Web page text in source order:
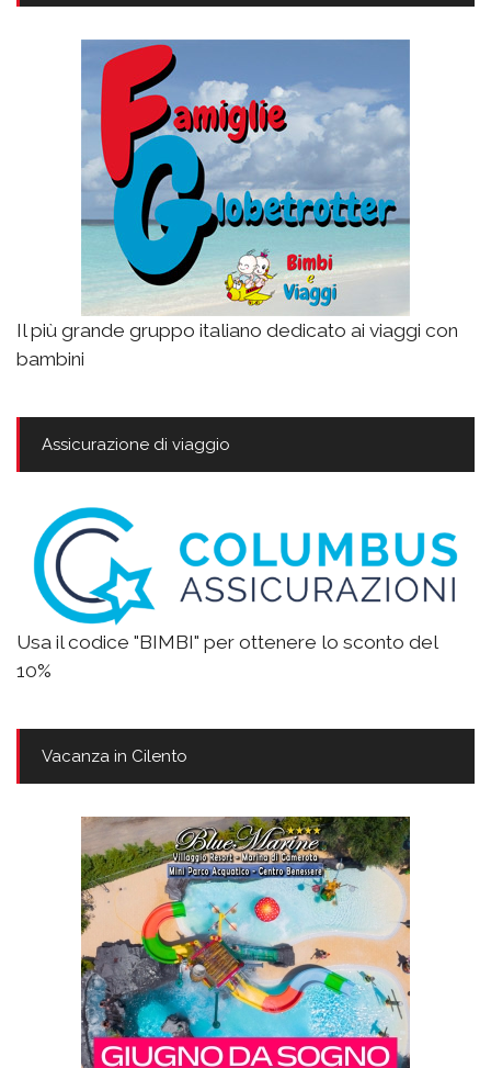
Il più grande gruppo italiano dedicato ai viaggi con
bambini
Assicurazione di viaggio
Usa il codice "BIMBI" per ottenere lo sconto del
10%
Vacanza in Cilento